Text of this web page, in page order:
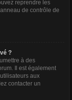
reprendre les
de contrôle de
?
à des
Il est également
aux
contacter un